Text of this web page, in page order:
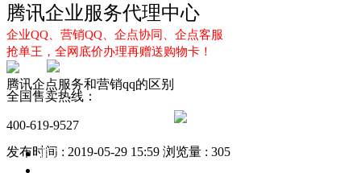
腾讯企业服务代理中心
企业QQ、营销QQ、企点协同、企点客服
抢单王，全网底价办理再赠送购物卡！
全国售卖热线：
400-619-9527
首页
腾讯企点服务和营销qq的区别
发布时间 : 2019-05-29 15:59 浏览量 : 305